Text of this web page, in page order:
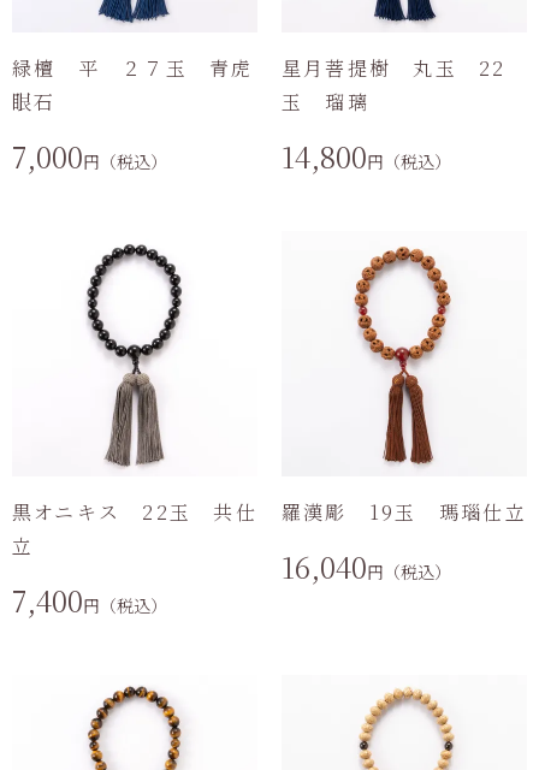
緑檀 平 ２７玉 青虎
眼石
7,000円（税込）
星月菩提樹 丸玉 22
玉 瑠璃
14,800円（税込）
黒オニキス 22玉 共仕
立
7,400円（税込）
羅漢彫 19玉 瑪瑙仕立
16,040円（税込）